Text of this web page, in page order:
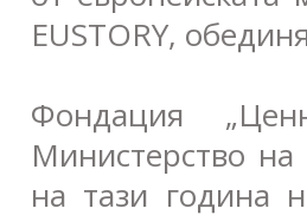
EUSTORY,
Фондация
Министерство
на тази година